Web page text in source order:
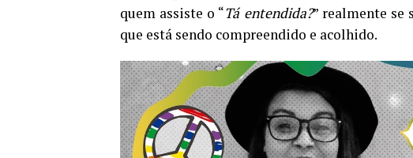
quem assiste o “Tá entendida?” realmente se
que está sendo compreendido e acolhido.